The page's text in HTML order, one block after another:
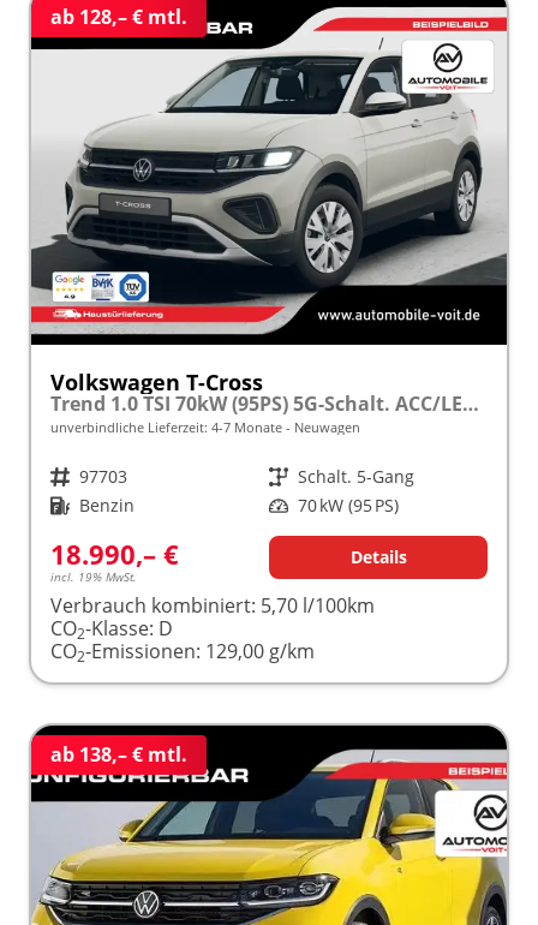
ab 128,– € mtl.
Volkswagen T-Cross
Trend 1.0 TSI 70kW (95PS) 5G-Schalt. ACC/LED/Bluetooth frei konfigurierbar!
unverbindliche Lieferzeit: 4-7 Monate Neuwagen
Fahrzeugnr. 97703 Getriebe Schalt. 5-Gang
Kraftstoff Benzin Leistung 70 kW (95 PS)
18.990,– €
incl. 19% MwSt.
Details
Verbrauch kombiniert: 5,70 l/100km
CO2-Klasse: D
CO2-Emissionen: 129,00 g/km
ab 138,– € mtl.